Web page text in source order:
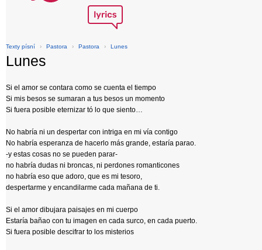
Texty písní › Pastora › Pastora › Lunes
Lunes
Si el amor se contara como se cuenta el tiempo
Si mis besos se sumaran a tus besos un momento
Si fuera posible eternizar tó lo que siento…
No habría ni un despertar con intriga en mi vía contigo
No habría esperanza de hacerlo más grande, estaría parao.
-y estas cosas no se pueden parar-
no habría dudas ni broncas, ni perdones romanticones
no habría eso que adoro, que es mi tesoro,
despertarme y encandilarme cada mañana de ti.
Si el amor dibujara paisajes en mi cuerpo
Estaría bañao con tu imagen en cada surco, en cada puerto.
Si fuera posible descifrar to los misterios